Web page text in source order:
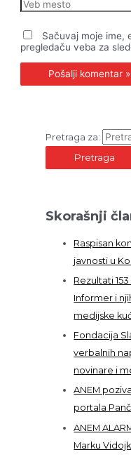
Sačuvaj moje ime,
pregledaču veba za
Pretraga za:
Skorašnji
Raspisan
javnosti u
Rezultati
Informer i
medijske
Fondacija
verbalnih
novinare i
ANEM
portala
ANEM
Marku